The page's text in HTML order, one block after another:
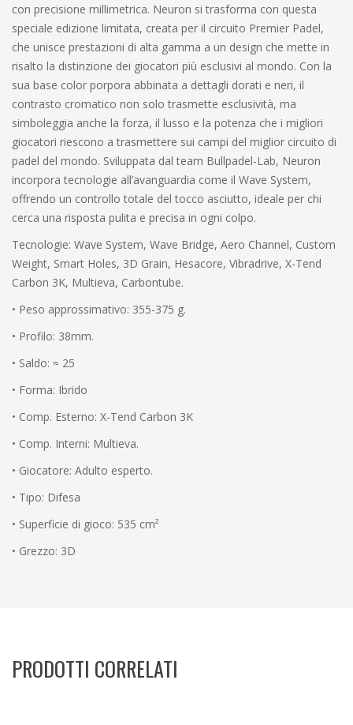
con precisione millimetrica. Neuron si trasforma con questa
speciale edizione limitata, creata per il circuito Premier Padel,
che unisce prestazioni di alta gamma a un design che mette in
risalto la distinzione dei giocatori più esclusivi al mondo. Con la
sua base color porpora abbinata a dettagli dorati e neri, il
contrasto cromatico non solo trasmette esclusività, ma
simboleggia anche la forza, il lusso e la potenza che i migliori
giocatori riescono a trasmettere sui campi del miglior circuito di
padel del mondo. Sviluppata dal team Bullpadel-Lab, Neuron
incorpora tecnologie all’avanguardia come il Wave System,
offrendo un controllo totale del tocco asciutto, ideale per chi
cerca una risposta pulita e precisa in ogni colpo.
Tecnologie: Wave System, Wave Bridge, Aero Channel, Custom
Weight, Smart Holes, 3D Grain, Hesacore, Vibradrive, X-Tend
Carbon 3K, Multieva, Carbontube.
• Peso approssimativo: 355-375 g.
• Profilo: 38mm.
• Saldo: ≈ 25
• Forma: Ibrido
• Comp. Esterno: X-Tend Carbon 3K
• Comp. Interni: Multieva.
• Giocatore: Adulto esperto.
• Tipo: Difesa
• Superficie di gioco: 535 cm²
• Grezzo: 3D
PRODOTTI CORRELATI